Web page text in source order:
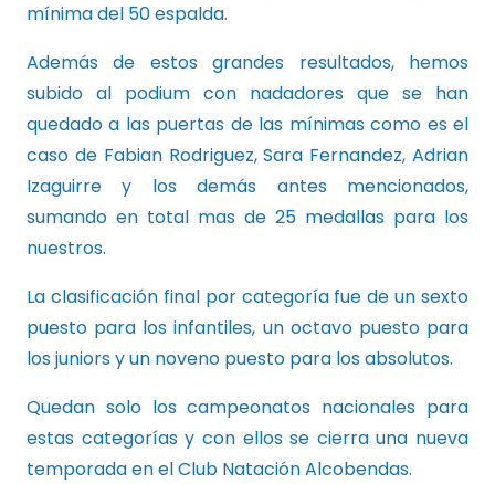
mínima del 50 espalda.
Además de estos grandes resultados, hemos
subido al podium con nadadores que se han
quedado a las puertas de las mínimas como es el
caso de Fabian Rodriguez, Sara Fernandez, Adrian
Izaguirre y los demás antes mencionados,
sumando en total mas de 25 medallas para los
nuestros.
La clasificación final por categoría fue de un sexto
puesto para los infantiles, un octavo puesto para
los juniors y un noveno puesto para los absolutos.
Quedan solo los campeonatos nacionales para
estas categorías y con ellos se cierra una nueva
temporada en el Club Natación Alcobendas.